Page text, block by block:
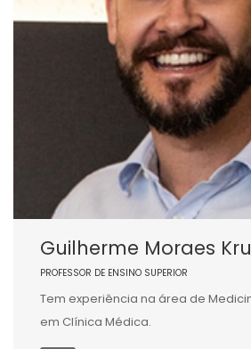
Guilherme Moraes
PROFESSOR DE ENSINO SUPERIOR
Tem experiência na área de
em Clínica Médica.